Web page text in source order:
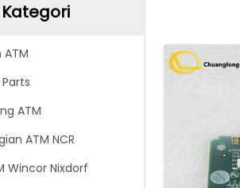
ATM
ATM NCR
Wincor Nixdorf